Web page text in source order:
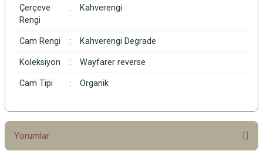
Çerçeve
Rengi
: Kahverengi
Cam Rengi : Kahverengi Degrade
Koleksiyon : Wayfarer reverse
Cam Tipi : Organik
Yorumlar